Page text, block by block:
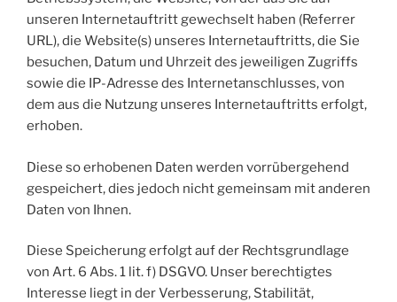
unseren Internetauftritt gewechselt haben (Referrer
URL), die Website(s) unseres Internetauftritts, die Sie
besuchen, Datum und Uhrzeit des jeweiligen Zugriffs
sowie die IP-Adresse des Internetanschlusses, von
dem aus die Nutzung unseres Internetauftritts erfolgt,
erhoben.
Diese so erhobenen Daten werden vorrübergehend
gespeichert, dies jedoch nicht gemeinsam mit anderen
Daten von Ihnen.
Diese Speicherung erfolgt auf der Rechtsgrundlage
von Art. 6 Abs. 1 lit. f) DSGVO. Unser berechtigtes
Interesse liegt in der Verbesserung, Stabilität,